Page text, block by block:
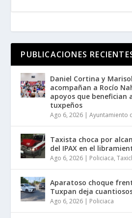
PUBLICACIONES
Daniel Cortina y
acompañan a Rocío
apoyos que benefician
tuxpeños
Ago 6, 2026 |Ayuntamiento
Taxista choca por
del IPAX en el
Ago 6, 2026 | Policiaca,
Aparatoso choque
Tuxpan deja
Ago 6, 2026 | Policiaca